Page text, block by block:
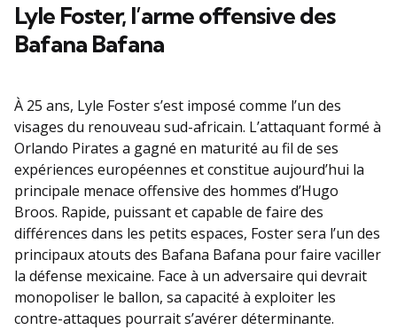
Lyle Foster, l’arme offensive des
Bafana Bafana
À 25 ans, Lyle Foster s’est imposé comme l’un des
visages du renouveau sud-africain. L’attaquant formé à
Orlando Pirates a gagné en maturité au fil de ses
expériences européennes et constitue aujourd’hui la
principale menace offensive des hommes d’Hugo
Broos. Rapide, puissant et capable de faire des
différences dans les petits espaces, Foster sera l’un des
principaux atouts des Bafana Bafana pour faire vaciller
la défense mexicaine. Face à un adversaire qui devrait
monopoliser le ballon, sa capacité à exploiter les
contre-attaques pourrait s’avérer déterminante.